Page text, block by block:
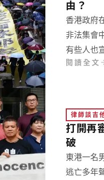
由？
香港政府
非法集會
有些人也
理。那麼
閱讀全文
律師談吉
打開再
破
東港一名
逃亡多年